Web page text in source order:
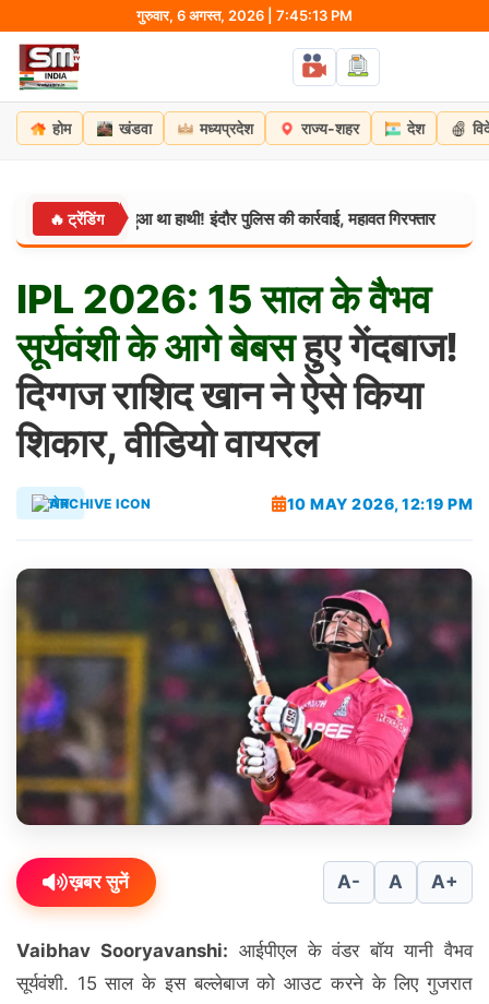
content
गुरुवार, 6 अगस्त, 2026 | 7:45:14 PM
होम खंडवा मध्यप्रदेश राज्य-शहर देश
🔥 ट्रेंडिंग
हुआ था हाथी! इंदौर पुलिस की कार्रवाई, महावत गिरफ्तार मध्यप्रदेश:
IPL 2026: 15 सालकेवैभव
सूर्यवंशीकेआगेबेबसहुए गेंदबाज!
दिग्गज राशिद खान ने ऐसे किया
शिकार, वीडियो वायरल
खेल 10 MAY 2026, 12:19 PM
ख़बर सुनें A- A A+
Vaibhav Sooryavanshi: आईपीएल के वंडर बॉय यानी वैभव
सूर्यवंशी. 15 साल के इस बल्लेबाज को आउट करने के लिए गुजरात